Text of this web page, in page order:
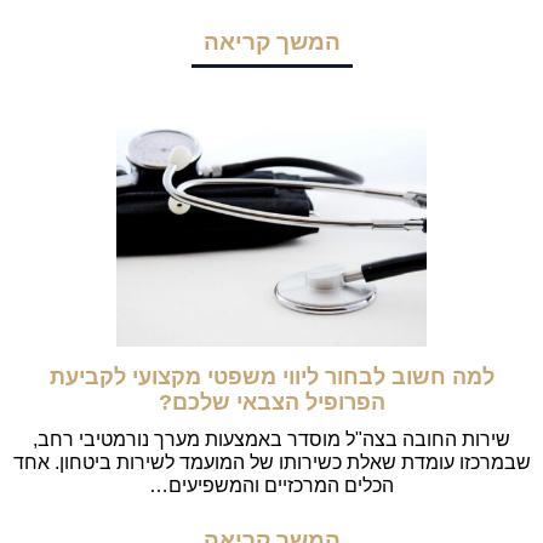
המשך קריאה
למה חשוב לבחור ליווי משפטי מקצועי לקביעת
הפרופיל הצבאי שלכם?
שירות החובה בצה"ל מוסדר באמצעות מערך נורמטיבי רחב,
שבמרכזו עומדת שאלת כשירותו של המועמד לשירות ביטחון. אחד
הכלים המרכזיים והמשפיעים…